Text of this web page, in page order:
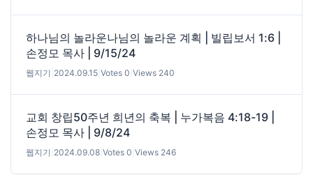
하나님의 놀라운나님의 놀라운 계획 | 빌립보서 1:6 |
손정모 목사 | 9/15/24
웹지기 2024.09.15 Votes 0 Views 240
교회 창립50주년 희년의 축복 | 누가복음 4:18-19 |
손정모 목사 | 9/8/24
웹지기 2024.09.08 Votes 0 Views 246